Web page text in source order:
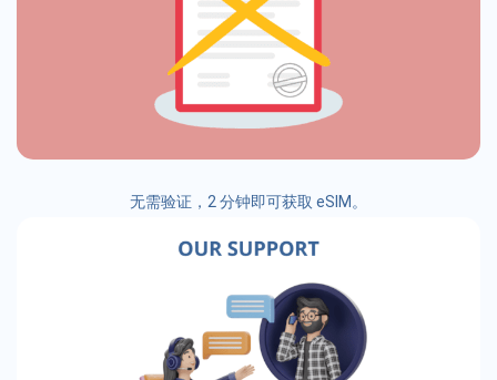
无需验证，2 分钟即可获取 eSIM。